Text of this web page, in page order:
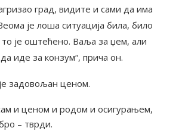
град, видите и сами да има
је лоша ситуација била, било
то је оштећено. Ваља за џем, али
иде за конзум“, прича он.
задовољан ценом.
и ценом и родом и осигурањем,
– тврди.